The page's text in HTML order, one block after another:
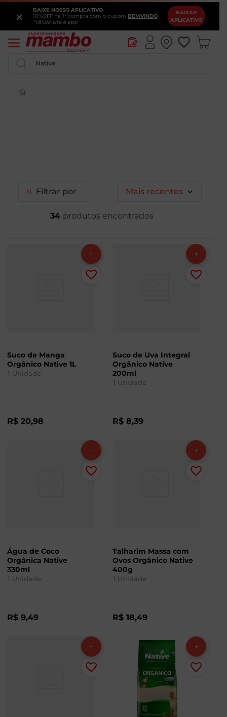
BAIXE NOSSO APLICATIVO
10%OFF na 1ª compra com o cupom BEMVINDO
*Válido site e app
BAIXAR
APLICATIVO
×
Pesquise por produtos ou marcas...
Filtrar Mais recentes
34
Suco de Manga
Orgânico Native 1L
1 Unidade
R$ 20,98
Suco de Uva Integral
Orgânico Native
200ml
1 Unidade
R$ 8,39
Água de Coco
Orgânica Native
330ml
1 Unidade
R$ 9,49
Talharim Massa com
Ovos Orgânico Native
400g
1 Unidade
R$ 18,49